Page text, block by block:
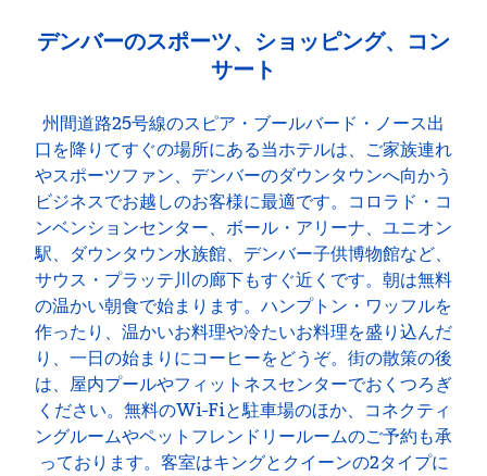
デンバーのスポーツ、ショッピング、コン
サート
州間道路25号線のスピア・ブールバード・ノース出
口を降りてすぐの場所にある当ホテルは、ご家族連れ
やスポーツファン、デンバーのダウンタウンへ向かう
ビジネスでお越しのお客様に最適です。コロラド・コ
ンベンションセンター、ボール・アリーナ、ユニオン
駅、ダウンタウン水族館、デンバー子供博物館など、
サウス・プラッテ川の廊下もすぐ近くです。朝は無料
の温かい朝食で始まります。ハンプトン・ワッフルを
作ったり、温かいお料理や冷たいお料理を盛り込んだ
り、一日の始まりにコーヒーをどうぞ。街の散策の後
は、屋内プールやフィットネスセンターでおくつろぎ
ください。無料のWi-Fiと駐車場のほか、コネクティ
ングルームやペットフレンドリールームのご予約も承
っております。客室はキングとクイーンの2タイプに